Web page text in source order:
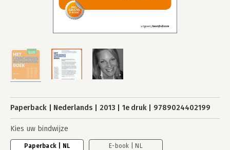
Paperback Nederlands 2013 1e druk 9789024402199
Kies uw bindwijze
Paperback | NL E-book | NL